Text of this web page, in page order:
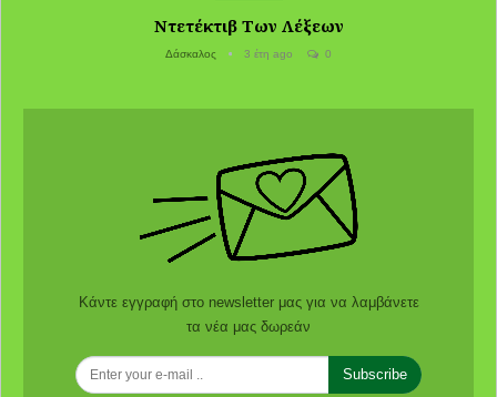
Ντετέκτιβ Των Λέξεων
Δάσκαλος 3 έτη ago 0
Κάντε εγγραφή στο newsletter μας για να λαμβάνετε
τα νέα μας δωρεάν
Subscribe